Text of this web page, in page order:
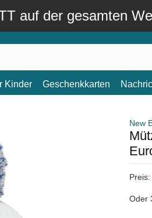
auf der gesamten
Kinder Geschenkkarten
New
Preis:
Oder